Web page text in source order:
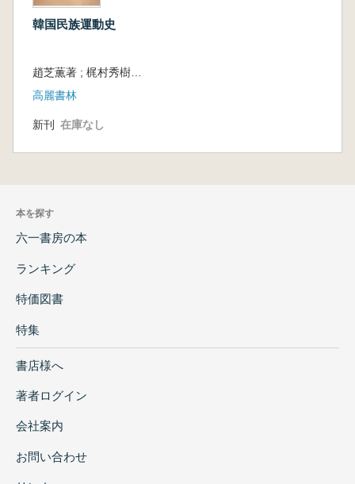
韓国民族運動史
高麗書林
新刊 在庫なし
本を探す
六一書房の本
ランキング
特価図書
特集
書店様へ
著者ログイン
会社案内
お問い合わせ